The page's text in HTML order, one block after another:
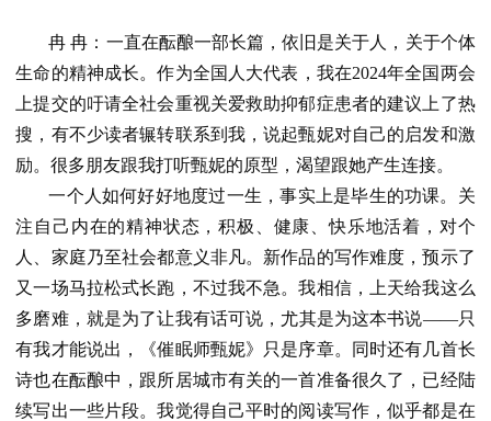
冉 冉：一直在酝酿一部长篇，依旧是关于人，关于个体
生命的精神成长。作为全国人大代表，我在2024年全国两会
上提交的吁请全社会重视关爱救助抑郁症患者的建议上了热
搜，有不少读者辗转联系到我，说起甄妮对自己的启发和激
励。很多朋友跟我打听甄妮的原型，渴望跟她产生连接。
一个人如何好好地度过一生，事实上是毕生的功课。关
注自己内在的精神状态，积极、健康、快乐地活着，对个
人、家庭乃至社会都意义非凡。新作品的写作难度，预示了
又一场马拉松式长跑，不过我不急。我相信，上天给我这么
多磨难，就是为了让我有话可说，尤其是为这本书说——只
有我才能说出，《催眠师甄妮》只是序章。同时还有几首长
诗也在酝酿中，跟所居城市有关的一首准备很久了，已经陆
续写出一些片段。我觉得自己平时的阅读写作，似乎都是在